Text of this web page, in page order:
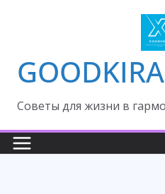
GOODKIRA
Cоветы для жизни в